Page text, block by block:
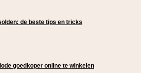
de beste tips en tricks
goedkoper online te winkelen